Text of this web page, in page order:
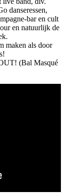
danseressen,
bar en cult
en natuurlijk de
maken als door
(Bal Masqué